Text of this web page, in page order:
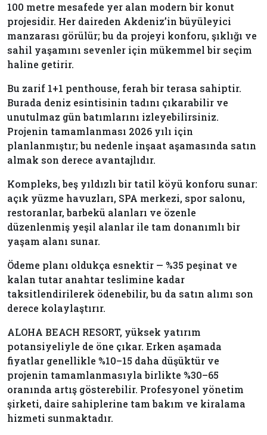
100 metre mesafede yer alan modern bir konut
projesidir. Her daireden Akdeniz’in büyüleyici
manzarası görülür; bu da projeyi konforu, şıklığı ve
sahil yaşamını sevenler için mükemmel bir seçim
haline getirir.
Bu zarif 1+1 penthouse, ferah bir terasa sahiptir.
Burada deniz esintisinin tadını çıkarabilir ve
unutulmaz gün batımlarını izleyebilirsiniz.
Projenin tamamlanması 2026 yılı için
planlanmıştır; bu nedenle inşaat aşamasında satın
almak son derece avantajlıdır.
Kompleks, beş yıldızlı bir tatil köyü konforu sunar:
açık yüzme havuzları, SPA merkezi, spor salonu,
restoranlar, barbekü alanları ve özenle
düzenlenmiş yeşil alanlar ile tam donanımlı bir
yaşam alanı sunar.
Ödeme planı oldukça esnektir — %35 peşinat ve
kalan tutar anahtar teslimine kadar
taksitlendirilerek ödenebilir, bu da satın alımı son
derece kolaylaştırır.
ALOHA BEACH RESORT, yüksek yatırım
potansiyeliyle de öne çıkar. Erken aşamada
fiyatlar genellikle %10–15 daha düşüktür ve
projenin tamamlanmasıyla birlikte %30–65
oranında artış gösterebilir. Profesyonel yönetim
şirketi, daire sahiplerine tam bakım ve kiralama
hizmeti sunmaktadır.